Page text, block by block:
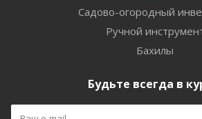
Садово-огородный
Ручной
Бахилы
Будьте всегда в